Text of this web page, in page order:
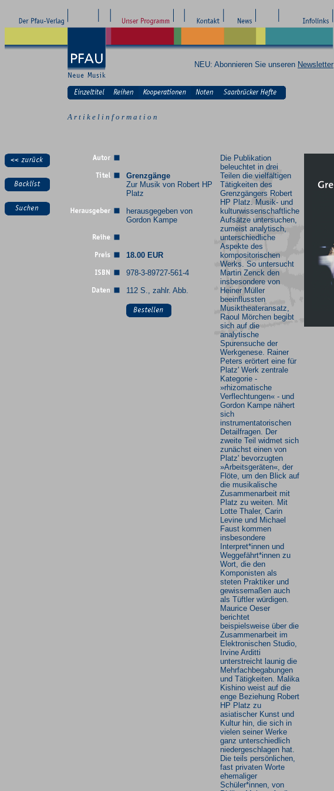
NEU: Abonnieren Sie unseren Newsletter
A r t i k e l i n f o r m a t i o n
Grenzgänge
Zur Musik von Robert HP
Platz
herausgegeben von
Gordon Kampe
18.00 EUR
978-3-89727-561-4
112 S., zahlr. Abb.
Die Publikation
beleuchtet in drei
Teilen die vielfältigen
Tätigkeiten des
Grenzgängers Robert
HP Platz. Musik- und
kulturwissenschaftliche
Aufsätze untersuchen,
zumeist analytisch,
unterschiedliche
Aspekte des
kompositorischen
Werks. So untersucht
Martin Zenck den
insbesondere von
Heiner Müller
beeinflussten
Musiktheateransatz,
Raoul Mörchen begibt
sich auf die
analytische
Spurensuche der
Werkgenese. Rainer
Peters erörtert eine für
Platz' Werk zentrale
Kategorie -
»rhizomatische
Verflechtungen« - und
Gordon Kampe nähert
sich
instrumentatorischen
Detailfragen. Der
zweite Teil widmet sich
zunächst einen von
Platz' bevorzugten
»Arbeitsgeräten«, der
Flöte, um den Blick auf
die musikalische
Zusammenarbeit mit
Platz zu weiten. Mit
Lotte Thaler, Carin
Levine und Michael
Faust kommen
insbesondere
Interpret*innen und
Weggefährt*innen zu
Wort, die den
Komponisten als
steten Praktiker und
gewissemaßen auch
als Tüftler würdigen.
Maurice Oeser
berichtet
beispielsweise über die
Zusammenarbeit im
Elektronischen Studio,
Irvine Arditti
unterstreicht launig die
Mehrfachbegabungen
und Tätigkeiten. Malika
Kishino weist auf die
enge Beziehung Robert
HP Platz zu
asiatischer Kunst und
Kultur hin, die sich in
vielen seiner Werke
ganz unterschiedlich
niedergeschlagen hat.
Die teils persönlichen,
fast privaten Worte
ehemaliger
Schüler*innen, von